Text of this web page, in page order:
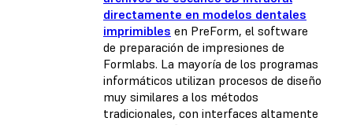
directamente en modelos dentales
imprimibles en PreForm, el software
de preparación de impresiones de
Formlabs. La mayoría de los programas
informáticos utilizan procesos de diseño
muy similares a los métodos
tradicionales, con interfaces altamente